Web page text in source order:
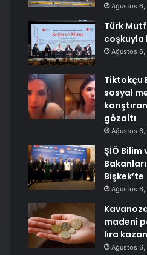
Ağustos 6,
Türk
coşkuyla
Ağustos 6,
Tiktokçu
sosyal
gözaltı
Ağustos 6,
ŞİÖ Bilim
Bişkek’te
Ağustos 6,
madeni
lira
Ağustos 6,